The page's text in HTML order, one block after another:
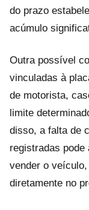
do prazo
acúmulo
Outra possível
vinculadas à
de motorista,
limite
disso, a falta de
registradas pode
vender o
diretamente no